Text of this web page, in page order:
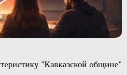
"Кавказской общине"